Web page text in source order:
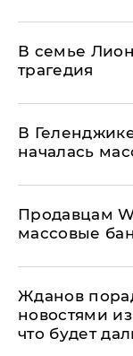
В семье
трагедия
В
началась
Продавцам
массовые
Жданов
новостями
что будет